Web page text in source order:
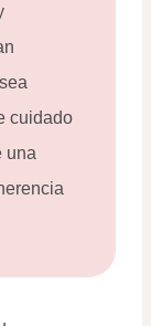
cuidado
una